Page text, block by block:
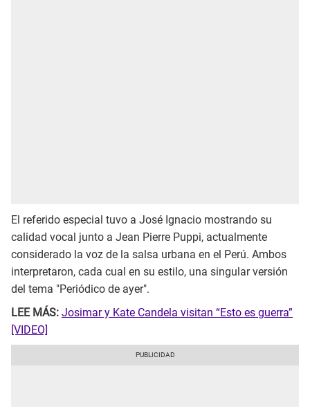
El referido especial tuvo a José Ignacio mostrando su
calidad vocal junto a Jean Pierre Puppi, actualmente
considerado la voz de la salsa urbana en el Perú. Ambos
interpretaron, cada cual en su estilo, una singular versión
del tema "Periódico de ayer".
LEE MÁS: Josimar y Kate Candela visitan “Esto es guerra”
[VIDEO]